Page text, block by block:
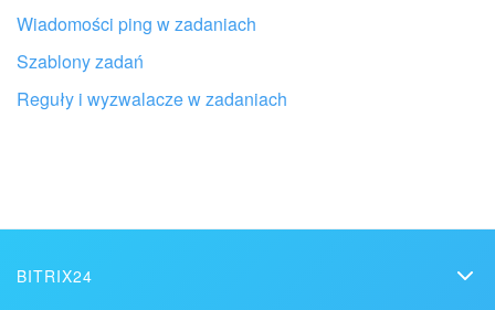
Sklep online
Workflow
Collaby
Rezerwacja online
Otrzymaj pomoc przy konfiguracji
Wiadomości ping w zadaniach
Szablony zadań
Reguły i wyzwalacze w zadaniach
BITRIX24